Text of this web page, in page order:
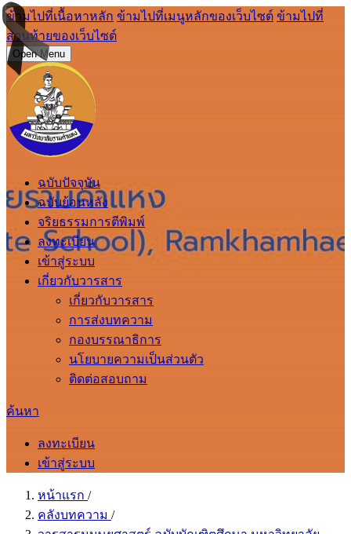
ข้ามไปที่เนื้อหาหลัก ข้ามไปที่เมนูหลักของเว็บไซต์ ข้ามไปที่
ส่วนท้ายของเว็บไซต์
Open Menu
ฉบับปัจจุบัน
ฉบับย้อนหลัง
จริยธรรมการตีพิมพ์
ลงทะเบียน
เข้าสู่ระบบ
เกี่ยวกับวารสาร
เกี่ยวกับวารสาร
การส่งบทความ
กองบรรณาธิการ
นโยบายความเป็นส่วนตัว
ติดต่อสอบถาม
ค้นหา
ลงทะเบียน
เข้าสู่ระบบ
หน้าแรก /
คลังบทความ /